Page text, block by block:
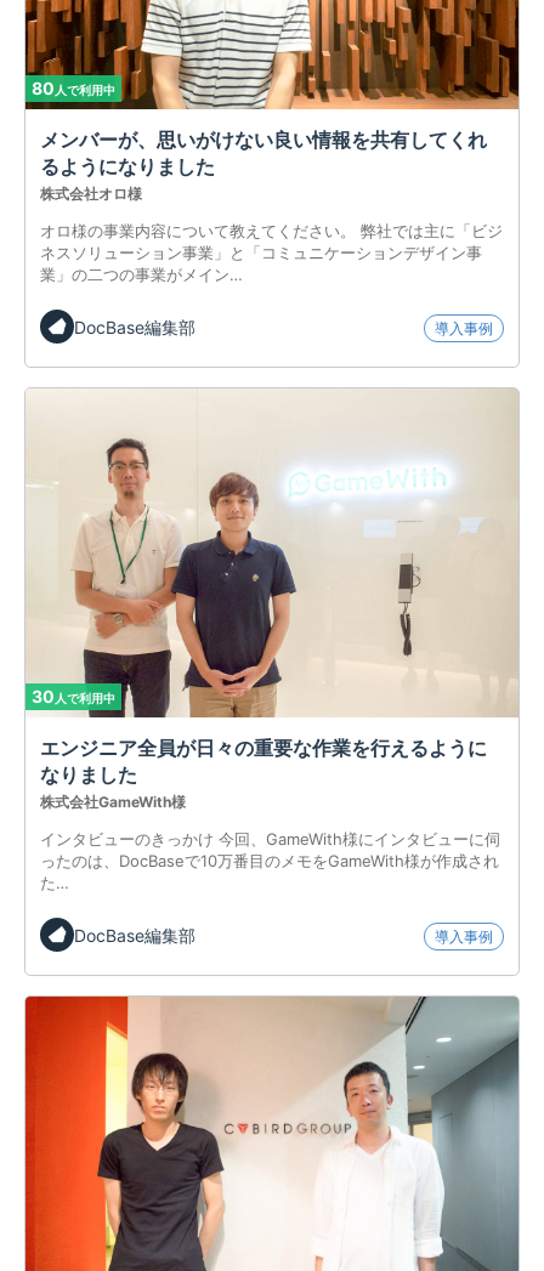
80 人で利用中
メンバーが、思いがけない良い情報を共有してくれ
るようになりました
株式会社オロ様
オロ様の事業内容について教えてください。 弊社では主に「ビジ
ネスソリューション事業」と「コミュニケーションデザイン事
業」の二つの事業がメイン…
DocBase編集部 導入事例
30 人で利用中
エンジニア全員が日々の重要な作業を行えるように
なりました
株式会社GameWith様
インタビューのきっかけ 今回、GameWith様にインタビューに伺
ったのは、DocBaseで10万番目のメモをGameWith様が作成され
た…
DocBase編集部 導入事例